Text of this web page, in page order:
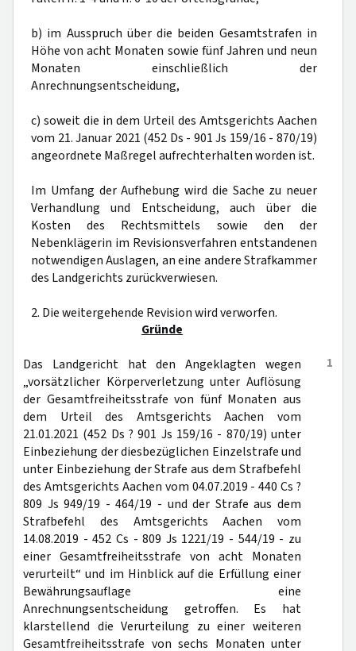
b) im Ausspruch über die beiden Gesamtstrafen in
Höhe von acht Monaten sowie fünf Jahren und neun
Monaten einschließlich der
Anrechnungsentscheidung,
c) soweit die in dem Urteil des Amtsgerichts Aachen
vom 21. Januar 2021 (452 Ds - 901 Js 159/16 - 870/19)
angeordnete Maßregel aufrechterhalten worden ist.
Im Umfang der Aufhebung wird die Sache zu neuer
Verhandlung und Entscheidung, auch über die
Kosten des Rechtsmittels sowie den der
Nebenklägerin im Revisionsverfahren entstandenen
notwendigen Auslagen, an eine andere Strafkammer
des Landgerichts zurückverwiesen.
2. Die weitergehende Revision wird verworfen.
Gründe
1
Das Landgericht hat den Angeklagten wegen
„vorsätzlicher Körperverletzung unter Auflösung
der Gesamtfreiheitsstrafe von fünf Monaten aus
dem Urteil des Amtsgerichts Aachen vom
21.01.2021 (452 Ds ? 901 Js 159/16 - 870/19) unter
Einbeziehung der diesbezüglichen Einzelstrafe und
unter Einbeziehung der Strafe aus dem Strafbefehl
des Amtsgerichts Aachen vom 04.07.2019 - 440 Cs ?
809 Js 949/19 - 464/19 - und der Strafe aus dem
Strafbefehl des Amtsgerichts Aachen vom
14.08.2019 - 452 Cs - 809 Js 1221/19 - 544/19 - zu
einer Gesamtfreiheitsstrafe von acht Monaten
verurteilt“ und im Hinblick auf die Erfüllung einer
Bewährungsauflage eine
Anrechnungsentscheidung getroffen. Es hat
klarstellend die Verurteilung zu einer weiteren
Gesamtfreiheitsstrafe von sechs Monaten unter